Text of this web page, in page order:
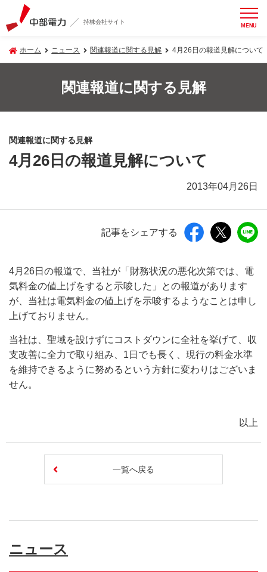
持株会社サイト MENU
ホーム ニュース 関連報道に関する見解 4月26日の報道見解について
関連報道に関する見解
関連報道に関する見解
4月26日の報道見解について
2013年04月26日
記事をシェアする
4月26日の報道で、当社が「財務状況の悪化次第では、電
気料金の値上げをすると示唆した」との報道があります
が、当社は電気料金の値上げを示唆するようなことは申し
上げておりません。
当社は、聖域を設けずにコストダウンに全社を挙げて、収
支改善に全力で取り組み、1日でも長く、現行の料金水準
を維持できるように努めるという方針に変わりはございま
せん。
以上
一覧へ戻る
ニュース